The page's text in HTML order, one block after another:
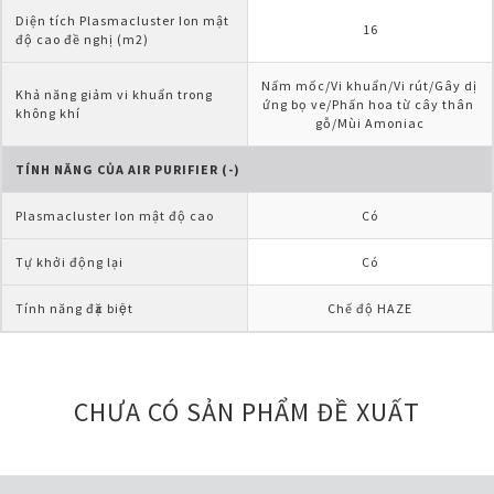
Diện tích Plasmacluster Ion mật
độ cao đề nghị (m2)
16
Khả năng giảm vi khuẩn trong
không khí
Nấm mốc/Vi khuẩn/Vi rút/Gây dị
ứng bọ ve/Phấn hoa từ cây thân
gỗ/Mùi Amoniac
TÍNH NĂNG CỦA AIR PURIFIER (-)
Plasmacluster Ion mật độ cao Có
Tự khởi động lại Có
Tính năng đặc biệt Chế độ HAZE
CHƯA CÓ SẢN PHẨM ĐỀ XUẤT